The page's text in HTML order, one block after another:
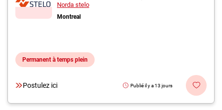
Norda stelo
Montreal
Permanent à temps plein
Postulez ici Publié il y a 13 jours